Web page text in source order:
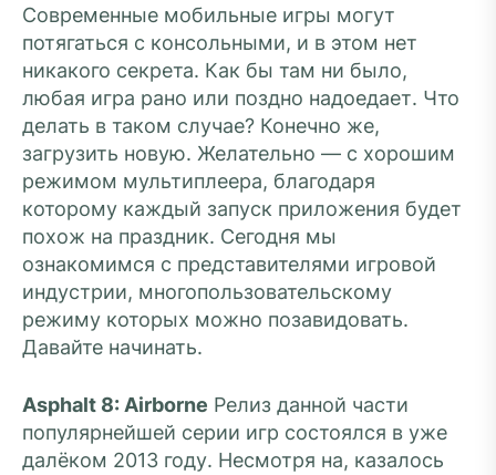
Современные мобильные игры могут
потягаться с консольными, и в этом нет
никакого секрета. Как бы там ни было,
любая игра рано или поздно надоедает. Что
делать в таком случае? Конечно же,
загрузить новую. Желательно — с хорошим
режимом мультиплеера, благодаря
которому каждый запуск приложения будет
похож на праздник. Сегодня мы
ознакомимся с представителями игровой
индустрии, многопользовательскому
режиму которых можно позавидовать.
Давайте начинать.
Asphalt 8: Airborne Релиз данной части
популярнейшей серии игр состоялся в уже
далёком 2013 году. Несмотря на, казалось